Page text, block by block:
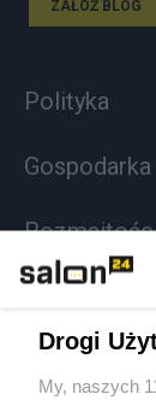
ZAŁÓŻ BLOG
Polityka
Gospodarka
Sport
Drogi
My, naszych